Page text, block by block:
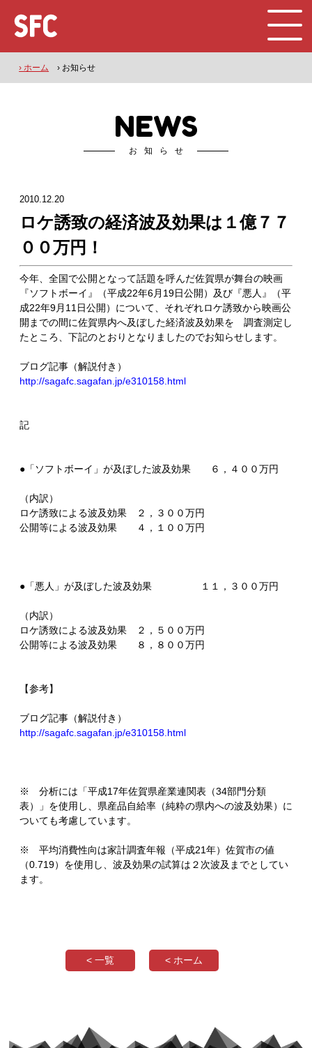
› ホーム › お知らせ
NEWS
お知らせ
2010.12.20
ロケ誘致の経済波及効果は１億７７
００万円！
今年、全国で公開となって話題を呼んだ佐賀県が舞台の映画
『ソフトボーイ』（平成22年6月19日公開）及び『悪人』（平
成22年9月11日公開）について、それぞれロケ誘致から映画公
開までの間に佐賀県内へ及ぼした経済波及効果を 調査測定し
たところ、下記のとおりとなりましたのでお知らせします。
ブログ記事（解説付き）
http://sagafc.sagafan.jp/e310158.html
記
●「ソフトボーイ」が及ぼした波及効果 ６，４００万円
（内訳）
ロケ誘致による波及効果 ２，３００万円
公開等による波及効果 ４，１００万円
●「悪人」が及ぼした波及効果 １１，３００万円
（内訳）
ロケ誘致による波及効果 ２，５００万円
公開等による波及効果 ８，８００万円
【参考】
ブログ記事（解説付き）
http://sagafc.sagafan.jp/e310158.html
※ 分析には「平成17年佐賀県産業連関表（34部門分類
表）」を使用し、県産品自給率（純粋の県内への波及効果）に
ついても考慮しています。
※ 平均消費性向は家計調査年報（平成21年）佐賀市の値
（0.719）を使用し、波及効果の試算は２次波及までとしてい
ます。
< 一覧 < ホーム